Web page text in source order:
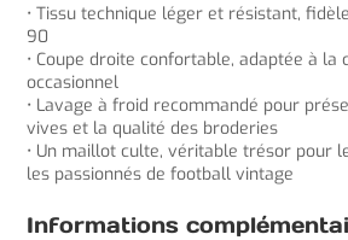
• Tissu technique léger et résistant,
90
• Coupe droite confortable, adaptée à
occasionnel
• Lavage à froid recommandé pour
vives et la qualité des broderies
• Un maillot culte, véritable trésor pour
les passionnés de football vintage
Informations